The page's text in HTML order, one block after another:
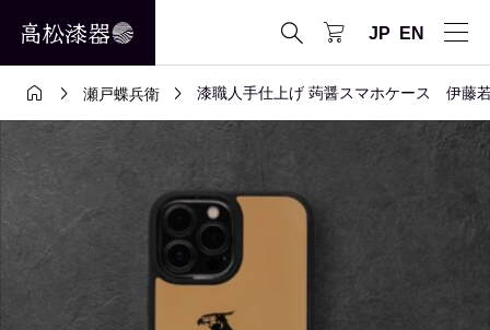
 JP EN
  瀬戸蝶兵衛  漆職人手仕上げ 蒟醤スマホケース 伊藤